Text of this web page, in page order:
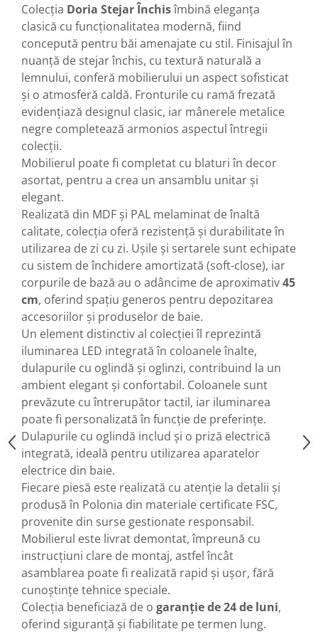
Colecția Doria Stejar Închisîmbină eleganța
clasică cu funcționalitatea modernă, fiind
concepută pentru băi amenajate cu stil. Finisajul în
nuanță de stejar închis, cu textură naturală a
lemnului, conferă mobilierului un aspect sofisticat
și o atmosferă caldă. Fronturile cu ramă frezată
evidențiază designul clasic, iar mânerele metalice
negre completează armonios aspectul întregii
colecții.
Mobilierul poate fi completat cu blaturi în decor
asortat, pentru a crea un ansamblu unitar și
elegant.
Realizată din MDF și PAL melaminat de înaltă
calitate, colecția oferă rezistență și durabilitate în
utilizarea de zi cu zi. Ușile și sertarele sunt echipate
cu sistem de închidere amortizată (soft-close), iar
corpurile de bază au o adâncime de aproximativ45
cm, oferind spațiu generos pentru depozitarea
accesoriilor și produselor de baie.
Un element distinctiv al colecției îl reprezintă
iluminarea LED integrată în coloanele înalte,
dulapurile cu oglindă și oglinzi, contribuind la un
ambient elegant și confortabil. Coloanele sunt
prevăzute cu întrerupător tactil, iar iluminarea
poate fi personalizată în funcție de preferințe.
Dulapurile cu oglindă includ și o priză electrică
integrată, ideală pentru utilizarea aparatelor
electrice din baie.
Fiecare piesă este realizată cu atenție la detalii și
produsă în Polonia din materiale certificate FSC,
provenite din surse gestionate responsabil.
Mobilierul este livrat demontat, împreună cu
instrucțiuni clare de montaj, astfel încât
asamblarea poate fi realizată rapid și ușor, fără
cunoștințe tehnice speciale.
Colecția beneficiază de o garanție de 24 de luni,
oferind siguranță și fiabilitate pe termen lung.